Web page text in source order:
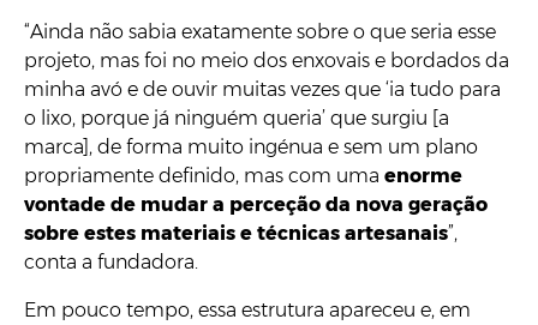
“Ainda não sabia exatamente sobre o que seria esse
projeto, mas foi no meio dos enxovais e bordados da
minha avó e de ouvir muitas vezes que ‘ia tudo para
o lixo, porque já ninguém queria’ que surgiu [a
marca], de forma muito ingénua e sem um plano
propriamente definido, mas com uma enorme
vontade de mudar a perceção da nova geração
sobre estes materiais e técnicas artesanais”,
conta a fundadora.
Em pouco tempo, essa estrutura apareceu e, em